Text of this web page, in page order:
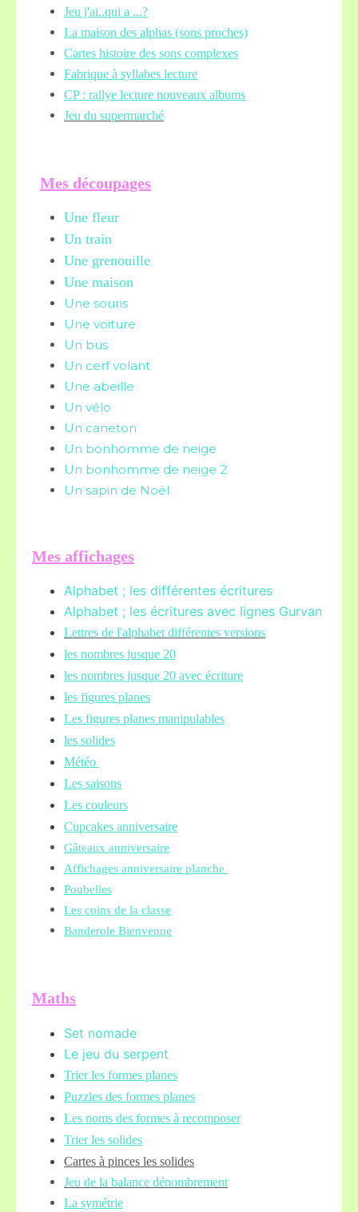
Jeu j'ai..qui a ...?
La maison des alphas (sons proches)
Cartes histoire des sons complexes
Fabrique à syllabes lecture
CP : rallye lecture nouveaux albums
Jeu du supermarché
Mes découpages
Une fleur
Un train
Une grenouille
Une maison
Une souris
Une voiture
Un bus
Un cerf volant
Une abeille
Un vélo
Un caneton
Un bonhomme de neige
Un bonhomme de neige 2
Un sapin de Noël
Mes affichages
Alphabet ; les différentes écritures
Alphabet ; les écritures avec lignes Gurvan
Lettres de l'alphabet différentes versions
les nombres jusque 20
les nombres jusque 20 avec écriture
les figures planes
Les figures planes manipulables
les solides
Météo
Les saisons
Les couleurs
Cupcakes anniversaire
Gâteaux anniversaire
Affichages anniversaire planche
Poubelles
Les coins de la classe
Banderole Bienvenue
Maths
Set nomade
Le jeu du serpent
Trier les formes planes
Puzzles des formes planes
Les noms des formes à recomposer
Trier les solides
Cartes à pinces les solides
Jeu de la balance dénombrement
La symétrie